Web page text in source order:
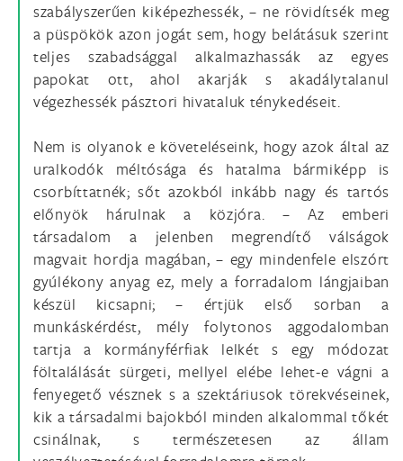
szabályszerűen kiképezhessék, – ne rövidítsék meg
a püspökök azon jogát sem, hogy belátásuk szerint
teljes szabadsággal alkalmazhassák az egyes
papokat ott, ahol akarják s akadálytalanul
végezhessék pásztori hivataluk ténykedéseit.
Nem is olyanok e követeléseink, hogy azok által az
uralkodók méltósága és hatalma bármiképp is
csorbíttatnék; sőt azokból inkább nagy és tartós
előnyök hárulnak a közjóra. – Az emberi
társadalom a jelenben megrendítő válságok
magvait hordja magában, – egy mindenfele elszórt
gyúlékony anyag ez, mely a forradalom lángjaiban
készül kicsapni; – értjük első sorban a
munkáskérdést, mély folytonos aggodalomban
tartja a kormányférfiak lelkét s egy módozat
föltalálását sürgeti, mellyel elébe lehet-e vágni a
fenyegető vésznek s a szektáriusok törekvéseinek,
kik a társadalmi bajokból minden alkalommal tőkét
csinálnak, s természetesen az állam